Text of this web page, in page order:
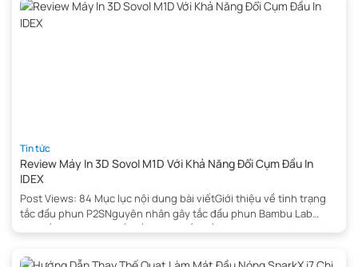
Tin tức
Review Máy In 3D Sovol M1D Với Khả Năng Đổi Cụm Đầu In
IDEX
Post Views: 84 Mục lục nội dung bài viếtGiới thiệu về tình trạng
tắc đầu phun P2SNguyên nhân gây tắc đầu phun Bambu Lab
P2SDấu hiệu nhận biết cần thông tắc đầu phun P2SLưu ý an toàn
thiết để thông tắc đầu phun […]